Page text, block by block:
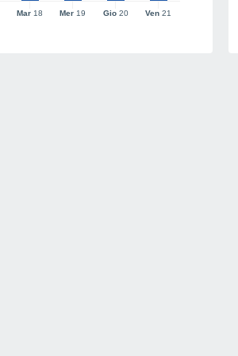
Mar 18 Mer 19 Gio20 Ven 21